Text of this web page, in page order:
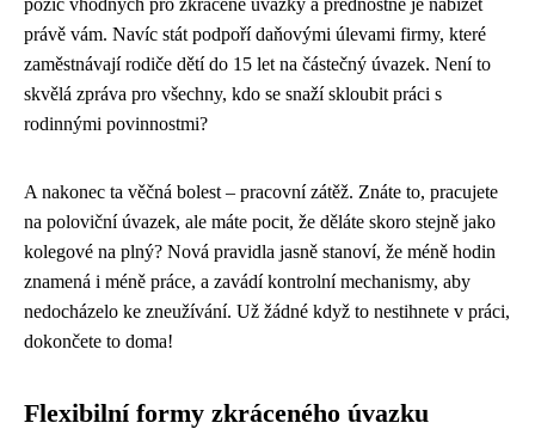
právě vám. Navíc stát podpoří daňovými úlevami firmy, které
zaměstnávají rodiče dětí do 15 let na částečný úvazek. Není to
skvělá zpráva pro všechny, kdo se snaží skloubit práci s
rodinnými povinnostmi?
A nakonec ta věčná bolest – pracovní zátěž. Znáte to, pracujete
na poloviční úvazek, ale máte pocit, že děláte skoro stejně jako
kolegové na plný? Nová pravidla jasně stanoví, že méně hodin
znamená i méně práce, a zavádí kontrolní mechanismy, aby
nedocházelo ke zneužívání. Už žádné když to nestihnete v práci,
dokončete to doma!
Flexibilní formy zkráceného úvazku